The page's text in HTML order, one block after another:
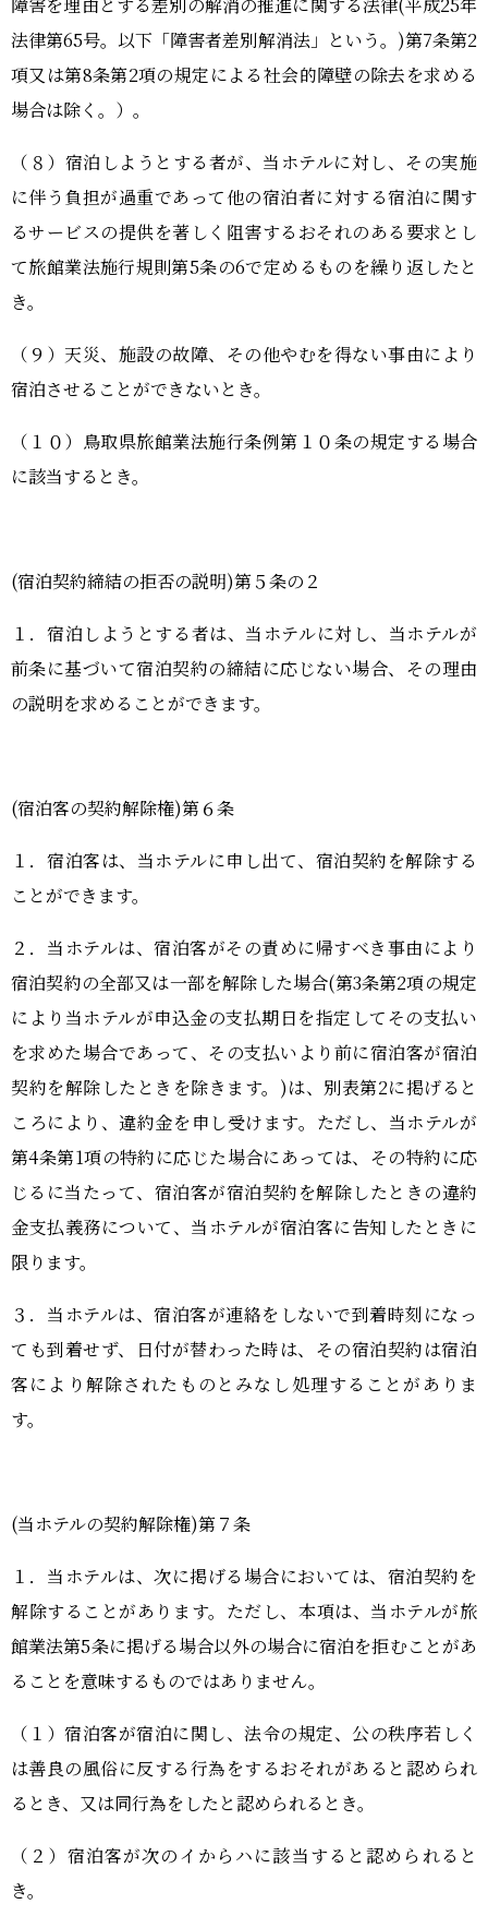
障害を理由とする差別の解消の推進に関する法律(平成25年
法律第65号。以下「障害者差別解消法」という。)第7条第2
項又は第8条第2項の規定による社会的障壁の除去を求める
場合は除く。）。
（８）宿泊しようとする者が、当ホテルに対し、その実施
に伴う負担が過重であって他の宿泊者に対する宿泊に関す
るサービスの提供を著しく阻害するおそれのある要求とし
て旅館業法施行規則第5条の6で定めるものを繰り返したと
き。
（９）天災、施設の故障、その他やむを得ない事由により
宿泊させることができないとき。
（１０）鳥取県旅館業法施行条例第１０条の規定する場合
に該当するとき。
(宿泊契約締結の拒否の説明)第５条の２
１．宿泊しようとする者は、当ホテルに対し、当ホテルが
前条に基づいて宿泊契約の締結に応じない場合、その理由
の説明を求めることができます。
(宿泊客の契約解除権)第６条
１．宿泊客は、当ホテルに申し出て、宿泊契約を解除する
ことができます。
２．当ホテルは、宿泊客がその責めに帰すべき事由により
宿泊契約の全部又は一部を解除した場合(第3条第2項の規定
により当ホテルが申込金の支払期日を指定してその支払い
を求めた場合であって、その支払いより前に宿泊客が宿泊
契約を解除したときを除きます。)は、別表第2に掲げると
ころにより、違約金を申し受けます。ただし、当ホテルが
第4条第1項の特約に応じた場合にあっては、その特約に応
じるに当たって、宿泊客が宿泊契約を解除したときの違約
金支払義務について、当ホテルが宿泊客に告知したときに
限ります。
３．当ホテルは、宿泊客が連絡をしないで到着時刻になっ
ても到着せず、日付が替わった時は、その宿泊契約は宿泊
客により解除されたものとみなし処理することがありま
す。
(当ホテルの契約解除権)第７条
１．当ホテルは、次に掲げる場合においては、宿泊契約を
解除することがあります。ただし、本項は、当ホテルが旅
館業法第5条に掲げる場合以外の場合に宿泊を拒むことがあ
ることを意味するものではありません。
（１）宿泊客が宿泊に関し、法令の規定、公の秩序若しく
は善良の風俗に反する行為をするおそれがあると認められ
るとき、又は同行為をしたと認められるとき。
（２）宿泊客が次のイからハに該当すると認められると
き。